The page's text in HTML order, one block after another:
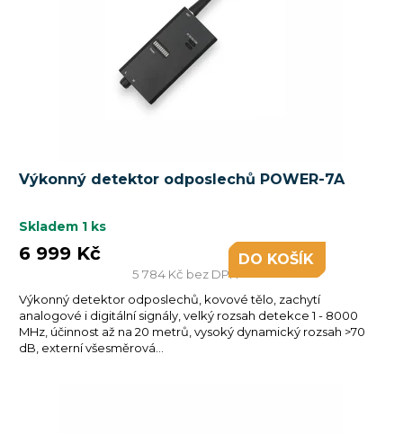
Výkonný detektor odposlechů POWER-7A
Skladem 1 ks
5 784 Kč bez DPH
6 999 Kč DO KOŠÍKU
Výkonný detektor odposlechů, kovové tělo, zachytí
analogové i digitální signály, velký rozsah detekce 1 - 8000
MHz, účinnost až na 20 metrů, vysoký dynamický rozsah >70
dB, externí všesměrová...